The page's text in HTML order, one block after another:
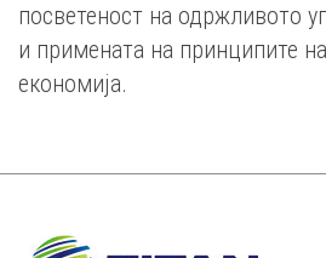
посветеност на одржливото
и примената на принципите
економија.